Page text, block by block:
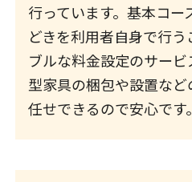
行っています。基本コ
どきを利用者自身で行
ブルな料金設定のサー
型家具の梱包や設置な
任せできるので安心です。